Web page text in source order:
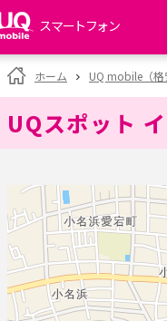
スマートフォン
my UQ WiMAX
UQ WiMAX ご契約の方
My UQ mobile
UQ mobile
データチャージサイト
ホーム UQ mobile（
UQスポット